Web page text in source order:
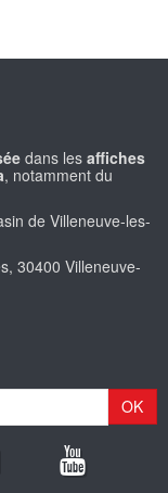
dans les affiches
, notamment du
de Villeneuve-les-
30400 Villeneuve-
OK